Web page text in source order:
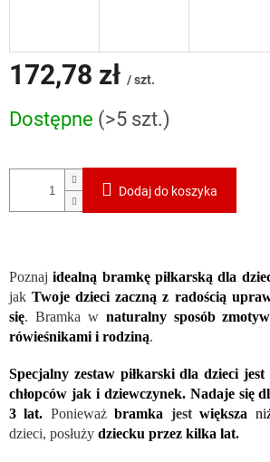
172,78 zł / szt.
jednostkowa:
Dostępne (>5 szt.)
Dodaj do koszyka
Poznajidealną bramkę piłkarską dla
jakTwoje dzieci zaczną z radością
się. Bramka w naturalny sposób
rówieśnikami i rodziną.
Specjalny zestaw piłkarski dla dzieci
chłopców jak i dziewczynek. Nadaje się
3 lat. Ponieważbramka jest większa
dzieci, posłuży dziecku przez kilka lat.